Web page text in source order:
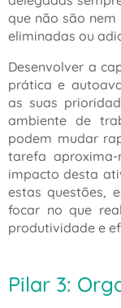
que não são
eliminadas ou
Desenvolver a
prática e
as suas
ambiente de
podem mudar
tarefa
impacto desta
estas questões,
focar no que
produtividade e
Pilar 3: